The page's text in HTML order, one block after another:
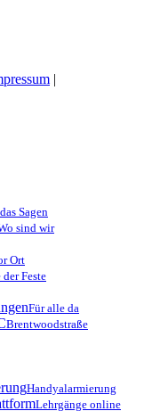
|
Sagen
sind wir
Ort
Feste
Für alle da
Brentwoodstraße
Handyalarmierung
Lehrgänge online